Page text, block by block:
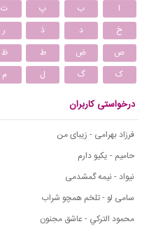
ا ب پ ت
خ
د ذ ر
ص
ض ط ظ
ک
گ ل م
درخواستی کاربران
فرزاد بهرامی - زیبای من
حامیم - یکیو دارم
نیواد - نیمه گمشدمی
سامی لو - تلخم همچو شراب
محمود التركي - عاشق مجنون